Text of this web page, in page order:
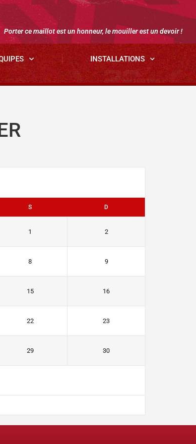
Porter ce maillot est un honneur, le mouiller est un devoir !
INSTALLATIONS
S D
1 2
8 9
15 16
22 23
29 30